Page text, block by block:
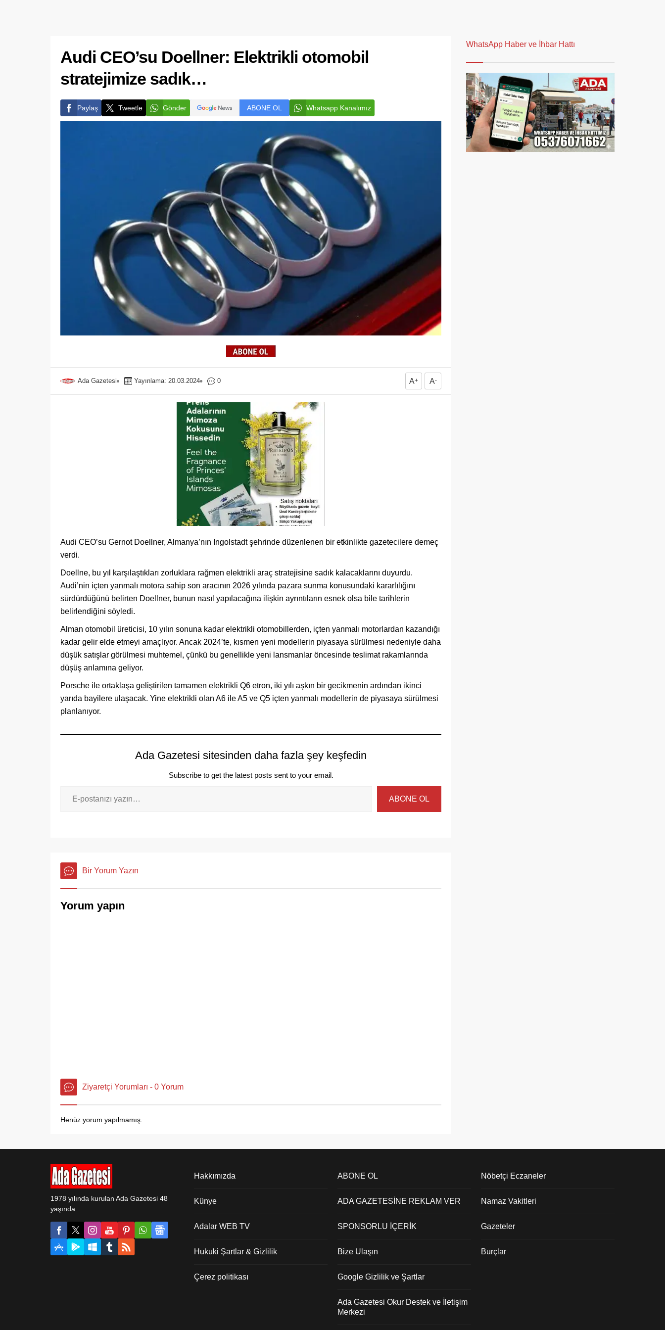
Audi CEO’su Doellner: Elektrikli otomobil
stratejimize sadık…
Paylaş Tweetle Gönder ABONE OL Whatsapp Kanalımız
Ada Gazetesi Yayınlama: 20.03.2024 0 A+ A-
Audi CEO’su Gernot Doellner, Almanya’nın Ingolstadt şehrinde düzenlenen bir etkinlikte gazetecilere demeç
verdi.
Doellne, bu yıl karşılaştıkları zorluklara rağmen elektrikli araç stratejisine sadık kalacaklarını duyurdu.
Audi’nin içten yanmalı motora sahip son aracının 2026 yılında pazara sunma konusundaki kararlılığını
sürdürdüğünü belirten Doellner, bunun nasıl yapılacağına ilişkin ayrıntıların esnek olsa bile tarihlerin
belirlendiğini söyledi.
Alman otomobil üreticisi, 10 yılın sonuna kadar elektrikli otomobillerden, içten yanmalı motorlardan kazandığı
kadar gelir elde etmeyi amaçlıyor. Ancak 2024’te, kısmen yeni modellerin piyasaya sürülmesi nedeniyle daha
düşük satışlar görülmesi muhtemel, çünkü bu genellikle yeni lansmanlar öncesinde teslimat rakamlarında
düşüş anlamına geliyor.
Porsche ile ortaklaşa geliştirilen tamamen elektrikli Q6 etron, iki yılı aşkın bir gecikmenin ardından ikinci
yarıda bayilere ulaşacak. Yine elektrikli olan A6 ile A5 ve Q5 içten yanmalı modellerin de piyasaya sürülmesi
planlanıyor.
Ada Gazetesi sitesinden daha fazla şey keşfedin
Subscribe to get the latest posts sent to your email.
ABONE OL
Bir Yorum Yazın
Yorum yapın
Ziyaretçi Yorumları - 0 Yorum
Henüz yorum yapılmamış.
WhatsApp Haber ve İhbar Hattı
1978 yılında kurulan Ada Gazetesi 48
yaşında
Hakkımızda
Künye
Adalar WEB TV
Hukuki Şartlar & Gizlilik
Çerez politikası
ABONE OL
ADA GAZETESİNE REKLAM VER
SPONSORLU İÇERİK
Bize Ulaşın
Google Gizlilik ve Şartlar
Ada Gazetesi Okur Destek ve İletişim
Merkezi
Nöbetçi Eczaneler
Namaz Vakitleri
Gazeteler
Burçlar